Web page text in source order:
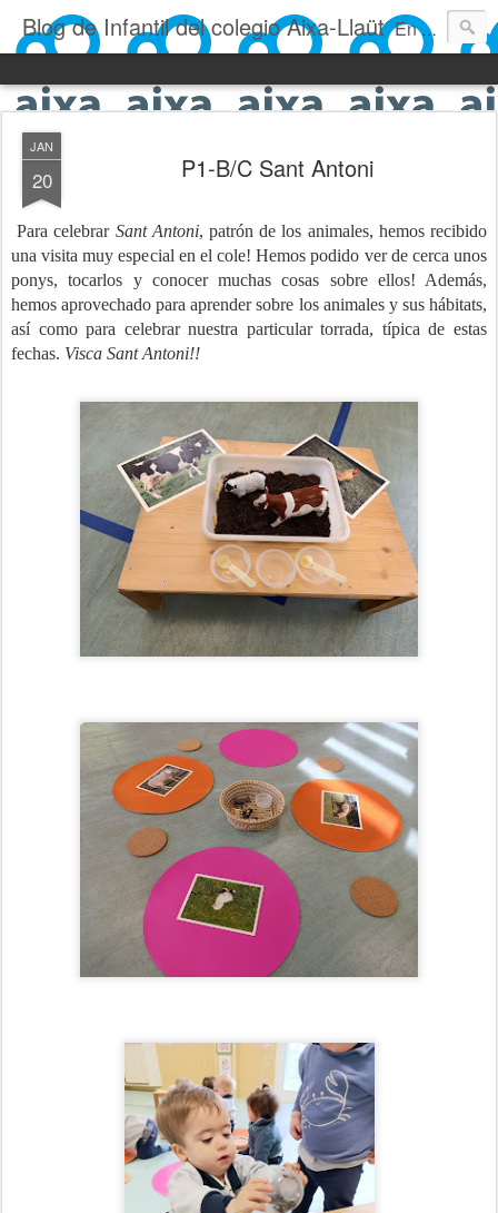
Blog de Infantil del colegio Aixa-Llaüt En nuestro blog verás las actividades del día a día de Infantil, de los alumnos de 0 a 6 años: los talleres, los experimentos, las rutinas, las clases, los patios, etc. ¡Todo aquello que los más pequeños no saben contar!
JAN
20 P1-B/C Sant Antoni
Para celebrar Sant Antoni, patrón de los animales, hemos recibido
una visita muy especial en el cole! Hemos podido ver de cerca unos
ponys, tocarlos y conocer muchas cosas sobre ellos! Además,
hemos aprovechado para aprender sobre los animales y sus hábitats,
así como para celebrar nuestra particular torrada, típica de estas
fechas. Visca Sant Antoni!!